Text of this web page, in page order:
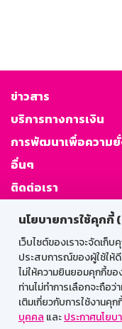
นโยบายการใช้คุกกี้
เว็บไซต์ของเราจะจัดเก็
ประสบการณ์ของผู้ใช้ให้
ไม่ให้ความยินยอมคุกกี้ขอ
ท่านไม่ทำการเลือกจะถือ
เติมเกี่ยวกับการใช้งานคุก
บุคคล และประกาศนโย
ข่าวสาร
บริการทางการเงิน
การพัฒนาเพื่อความ
อื่นๆ
ติดต่อเรา
Web HR